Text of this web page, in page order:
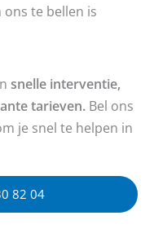
te bellen is
snelle interventie,
tarieven. Bel ons
je snel te helpen in
82 04